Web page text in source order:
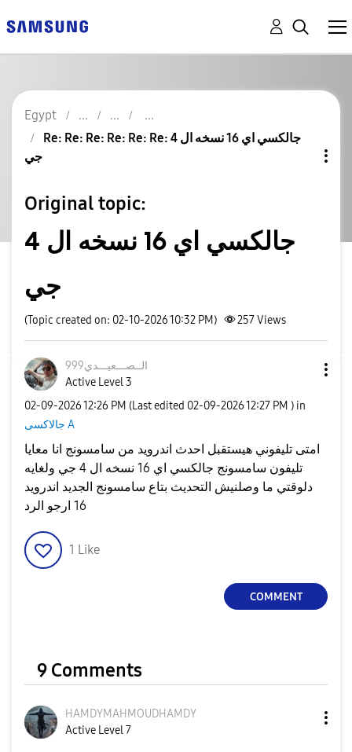
Egypt
Re: Re: Re: Re: Re: Re: جالكسي اي 16 نسخه ال 4
جي
Original topic:
جالكسي اي 16 نسخه ال 4
جي
(Topic created on: 02-10-2026 10:32 PM) 257Views
الــصـــعيـــدي999
Active Level 3
‎02-09-202612:26 PM (Last edited ‎02-09-202612:27 PM ) in
جالاكسى A
امتى تليفوني هيستقبل احدث اندرويد من سامسونج انا معايا
تليفون سامسونج جالكسي اي 16 نسخه ال 4 جي ولغايه
دلوقتي ما وصلنيش التحديث بتاع سامسونج الجديد اندرويد
16 ارجو الرد
1 Like
COMMENT
9 Comments
HAMDYMAHMOUDHAM DY
Active Level 7